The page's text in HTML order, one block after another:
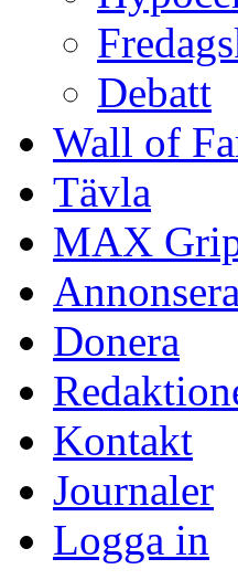
Debatt
Wall of
Tävla
MAX
Annonsera
Donera
Kontakt
Journaler
Logga in